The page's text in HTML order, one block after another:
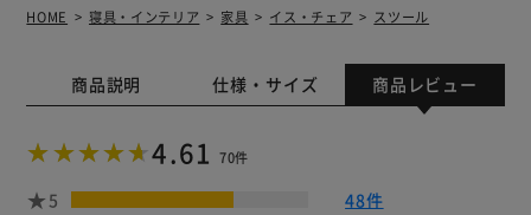
HOME 寝具・インテリア 家具 イス・チェア スツール
商品説明 仕様・サイズ 商品レビュー
4.61 70件
5
48件